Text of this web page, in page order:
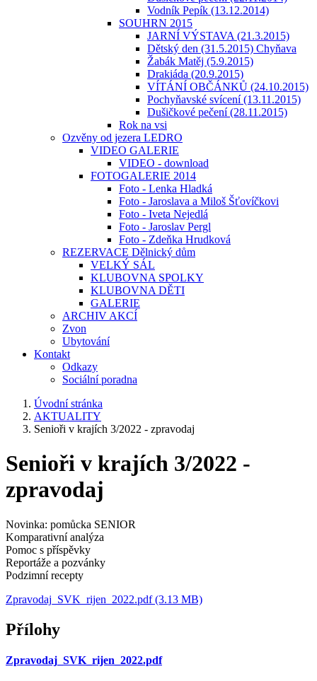
Vodník Pepík (13.12.2014)
SOUHRN 2015
JARNÍ VÝSTAVA (21.3.2015)
Dětský den (31.5.2015) Chyňava
Žabák Matěj (5.9.2015)
Drakiáda (20.9.2015)
VÍTÁNÍ OBČÁNKŮ (24.10.2015)
Pochyňavské svícení (13.11.2015)
Dušičkové pečení (28.11.2015)
Rok na vsi
Ozvěny od jezera LEDRO
VIDEO GALERIE
VIDEO - download
FOTOGALERIE 2014
Foto - Lenka Hladká
Foto - Jaroslava a Miloš Šťovíčkovi
Foto - Iveta Nejedlá
Foto - Jaroslav Pergl
Foto - Zdeňka Hrudková
REZERVACE Dělnický dům
VELKÝ SÁL
KLUBOVNA SPOLKY
KLUBOVNA DĚTI
GALERIE
ARCHIV AKCÍ
Zvon
Ubytování
Kontakt
Odkazy
Sociální poradna
Úvodní stránka
AKTUALITY
Senioři v krajích 3/2022 - zpravodaj
Senioři v krajích 3/2022 -
zpravodaj
Novinka: pomůcka SENIOR
Komparativní analýza
Pomoc s příspěvky
Reportáže a pozvánky
Podzimní recepty
Zpravodaj_SVK_rijen_2022.pdf (3.13 MB)
Přílohy
Zpravodaj_SVK_rijen_2022.pdf